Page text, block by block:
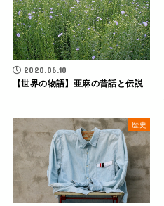
2020.06.10
【世界の物語】亜麻の昔話と伝説
歴史